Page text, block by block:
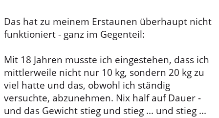
Das hat zu meinem Erstaunen überhaupt nicht
funktioniert - ganz im Gegenteil:
Mit 18 Jahren musste ich eingestehen, dass ich
mittlerweile nicht nur 10 kg, sondern 20 kg zu
viel hatte und das, obwohl ich ständig
versuchte, abzunehmen. Nix half auf Dauer -
und das Gewicht stieg und stieg ... und stieg ...